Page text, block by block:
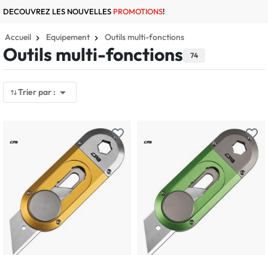
DECOUVREZ LES NOUVELLES PROMOTIONS!
Accueil Equipement Outils multi-fonctions
Outils multi-fonctions 74
Trier par : 
favorite_border favorite_border